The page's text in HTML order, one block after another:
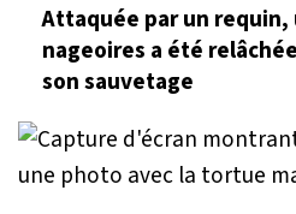
Attaquée par un
nageoires a été
son sauvetage